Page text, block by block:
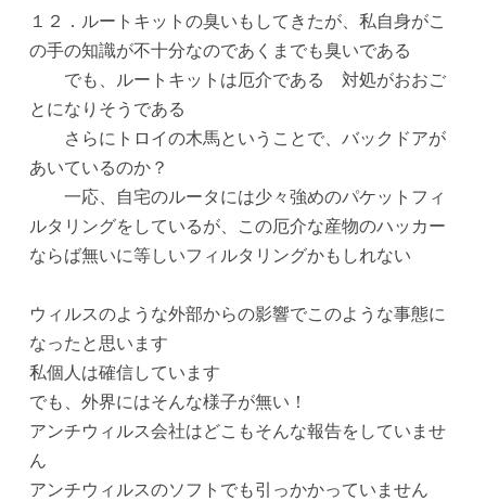
１２．ルートキットの臭いもしてきたが、私自身がこ
の手の知識が不十分なのであくまでも臭いである
でも、ルートキットは厄介である 対処がおおご
とになりそうである
さらにトロイの木馬ということで、バックドアが
あいているのか？
一応、自宅のルータには少々強めのパケットフィ
ルタリングをしているが、この厄介な産物のハッカー
ならば無いに等しいフィルタリングかもしれない
ウィルスのような外部からの影響でこのような事態に
なったと思います
私個人は確信しています
でも、外界にはそんな様子が無い！
アンチウィルス会社はどこもそんな報告をしていませ
ん
アンチウィルスのソフトでも引っかかっていません